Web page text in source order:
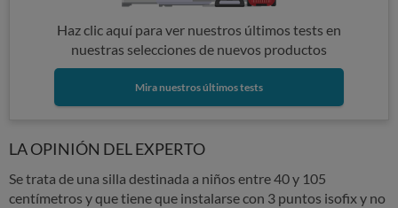
Haz clic aquí para ver nuestros últimos tests en
nuestras selecciones de nuevos productos
Mira nuestros últimos tests
LA OPINIÓN DEL EXPERTO
Se trata de una silla destinada a niños entre 40 y 105
centímetros y que tiene que instalarse con 3 puntos isofix y no